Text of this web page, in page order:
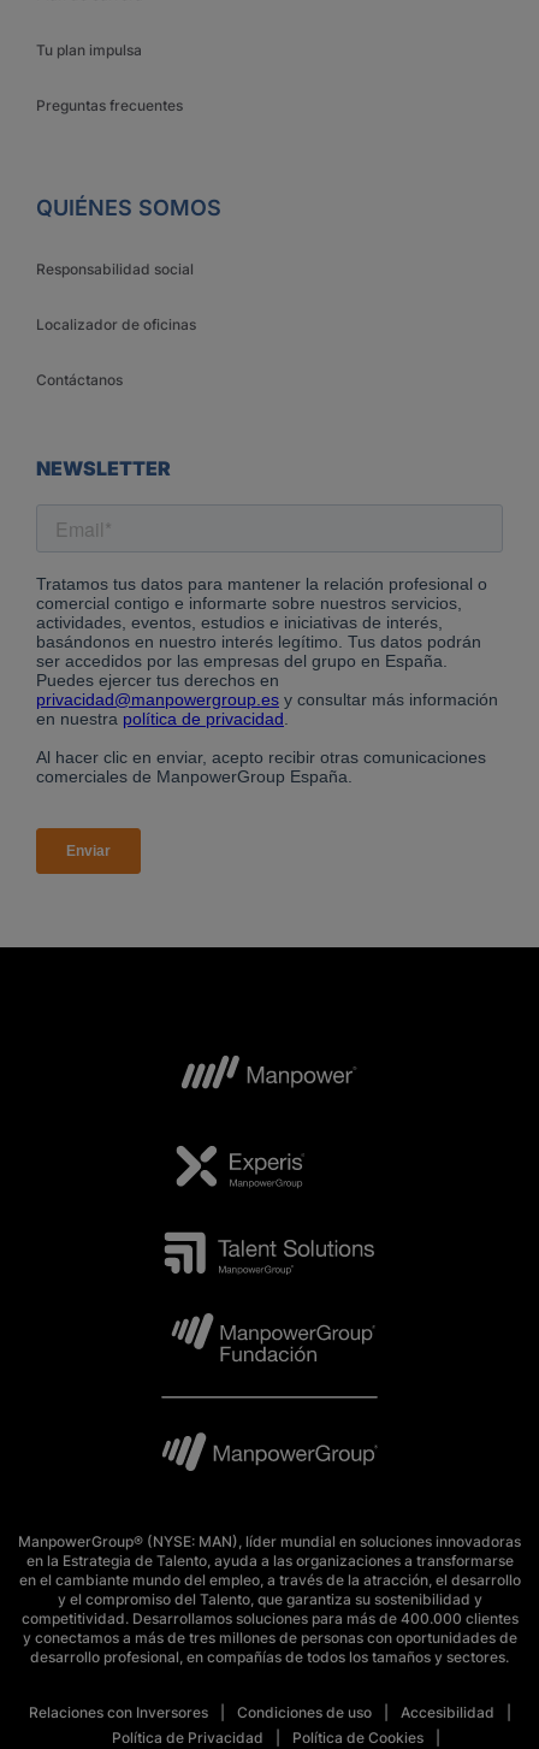
Tu plan impulsa
Preguntas frecuentes
QUIÉNES SOMOS
Responsabilidad social
Localizador de oficinas
Contáctanos
NEWSLETTER
ManpowerGroup® (NYSE: MAN), líder mundial en soluciones innovadoras
en la Estrategia de Talento, ayuda a las organizaciones a transformarse
en el cambiante mundo del empleo, a través de la atracción, el desarrollo
y el compromiso del Talento, que garantiza su sostenibilidad y
competitividad. Desarrollamos soluciones para más de 400.000 clientes
y conectamos a más de tres millones de personas con oportunidades de
desarrollo profesional, en compañías de todos los tamaños y sectores.
Relaciones con Inversores Condiciones de uso
Accesibilidad
Política de Privacidad
Política de Cookies